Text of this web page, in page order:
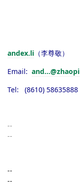
andex.li （李尊敬）
Email:
Tel: (8610) 58635888
--
--
--
--